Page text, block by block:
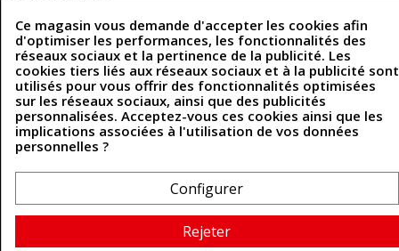
Politique de confidentialité
Politique des cookies
Contactez-nous
Coordonnées
493 Chemin de Catougnac
contact@cuirenstock.com
Ce magasin vous demande d'accepter les cookies afin
d'optimiser les performances, les fonctionnalités des
réseaux sociaux et la pertinence de la publicité. Les
cookies tiers liés aux réseaux sociaux et à la publicité sont
utilisés pour vous offrir des fonctionnalités optimisées
sur les réseaux sociaux, ainsi que des publicités
personnalisées. Acceptez-vous ces cookies ainsi que les
implications associées à l'utilisation de vos données
personnelles ?
Configurer
Rejeter